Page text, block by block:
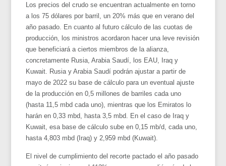
Los precios del crudo se encuentran actualmente en torno
a los 75 dólares por barril, un 20% más que en verano del
año pasado. En cuanto al futuro cálculo de las cuotas de
producción, los ministros acordaron hacer una leve revisión
que beneficiará a ciertos miembros de la alianza,
concretamente Rusia, Arabia Saudí, los EAU, Iraq y
Kuwait. Rusia y Arabia Saudí podrán ajustar a partir de
mayo de 2022 su base de cálculo para un eventual ajuste
de la producción en 0,5 millones de barriles cada uno
(hasta 11,5 mbd cada uno), mientras que los Emiratos lo
harán en 0,33 mbd, hasta 3,5 mbd. En el caso de Iraq y
Kuwait, esa base de cálculo sube en 0,15 mb/d, cada uno,
hasta 4,803 mbd (Iraq) y 2,959 mbd (Kuwait).
El nivel de cumplimiento del recorte pactado el año pasado